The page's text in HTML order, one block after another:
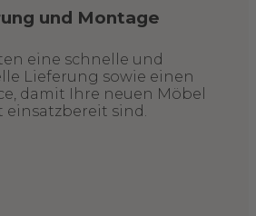
und Montage
eine schnelle und
Lieferung sowie einen
damit Ihre neuen Möbel
einsatzbereit sind.